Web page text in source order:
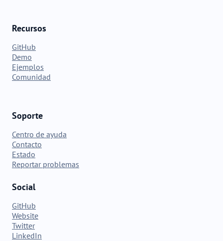
Recursos
GitHub
Demo
Ejemplos
Comunidad
Soporte
Centro de ayuda
Contacto
Estado
Reportar problemas
Social
GitHub
Website
Twitter
LinkedIn